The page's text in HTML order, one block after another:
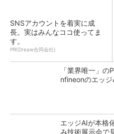
SNSアカウントを着実に成
長。実はみんなココ使ってま
す。
PR(Dreaw合同会社)
「業界唯一」
nfineonのエッ
エッジAIが本格
み技術展示会で